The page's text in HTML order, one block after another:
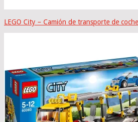
LEGO City – Camión de transporte de